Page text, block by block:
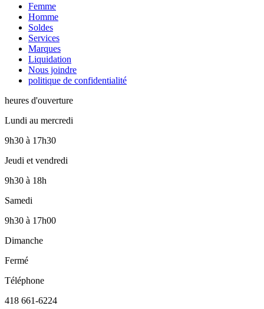
Femme
Homme
Soldes
Services
Marques
Liquidation
Nous joindre
politique de confidentialité
heures d'ouverture
Lundi au mercredi
9h30 à 17h30
Jeudi et vendredi
9h30 à 18h
Samedi
9h30 à 17h00
Dimanche
Fermé
Téléphone
418 661-6224